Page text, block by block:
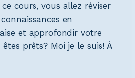
ce cours, vous allez réviser
en
et approfondir votre
prêts? Moi je le suis! À